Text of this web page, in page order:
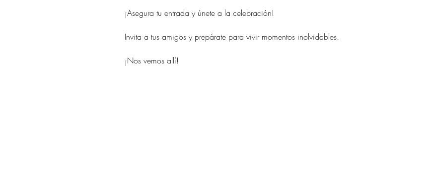
¡Asegura tu entrada y únete a la celebración!
Invita a tus amigos y prepárate para vivir momentos inolvidables.
¡Nos vemos allí!